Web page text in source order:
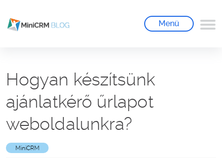
Menü
Hogyan készítsünk
ajánlatkérő űrlapot
weboldalunkra?
MiniCRM